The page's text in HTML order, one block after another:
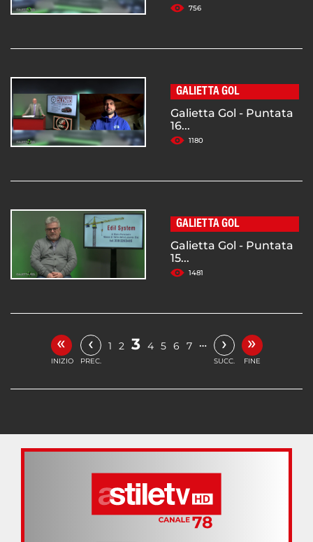
756
GALIETTA GOL
Galietta Gol - Puntata
16...
1180
GALIETTA GOL
Galietta Gol - Puntata
15...
1481
«
INIZIO
‹
PREC.
1 2 3 4 5 6 7 … ›
SUCC.
»
FINE